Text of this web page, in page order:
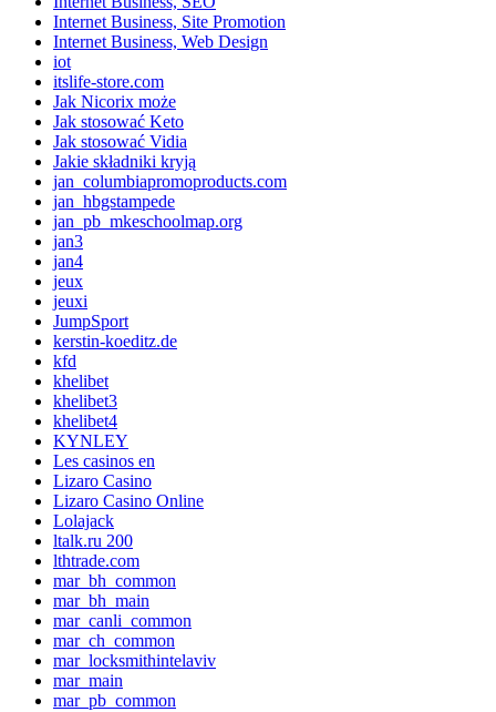
Internet Business, Site Promotion
Internet Business, Web Design
iot
itslife-store.com
Jak Nicorix może
Jak stosować Keto
Jak stosować Vidia
Jakie składniki kryją
jan_columbiapromoproducts.com
jan_hbgstampede
jan_pb_mkeschoolmap.org
jan3
jan4
jeux
jeuxi
JumpSport
kerstin-koeditz.de
kfd
khelibet
khelibet3
khelibet4
KYNLEY
Les casinos en
Lizaro Casino
Lizaro Casino Online
Lolajack
ltalk.ru 200
lthtrade.com
mar_bh_common
mar_bh_main
mar_canli_common
mar_ch_common
mar_locksmithintelaviv
mar_main
mar_pb_common